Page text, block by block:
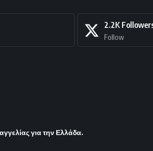
2.2K
Follow
για την Ελλάδα.